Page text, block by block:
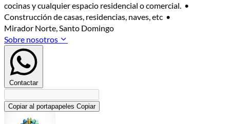
cocinas y cualquier espacio residencial o comercial. •
Construcción de casas, residencias, naves, etc •
Mirador Norte, Santo Domingo
Sobre nosotros
Contactar
Copiar al portapapeles Copiar